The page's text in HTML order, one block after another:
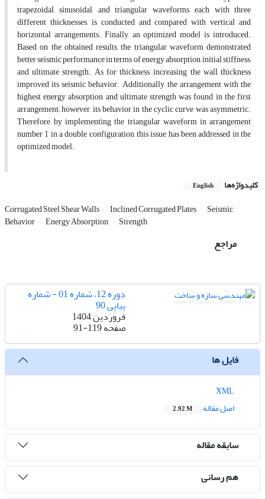
trapezoidal, sinusoidal, and triangular waveforms, each with three
different thicknesses, is conducted and compared with vertical and
horizontal arrangements. Finally, an optimized model is introduced.
Based on the obtained results, the triangular waveform demonstrated
better seismic performance in terms of energy absorption, initial stiffness,
and ultimate strength. As for thickness, increasing the wall thickness
improved its seismic behavior. Additionally, the arrangement with the
highest energy absorption and ultimate strength was found in the first
arrangement; however, its behavior in the cyclic curve was asymmetric.
Therefore, by implementing the triangular waveform in arrangement
number 1 in a double configuration, this issue has been addressed in the
optimized model.
کلیدواژه‌ها English
Corrugated Steel Shear Walls Inclined Corrugated Plates Seismic
Behavior Energy Absorption Strength
مراجع
دوره 12، شماره 01 - شماره
پیاپی 90
فروردین 1404
صفحه91-119
فایل ها
اصل مقاله
2.92 M
سابقه مقاله
هم رسانی